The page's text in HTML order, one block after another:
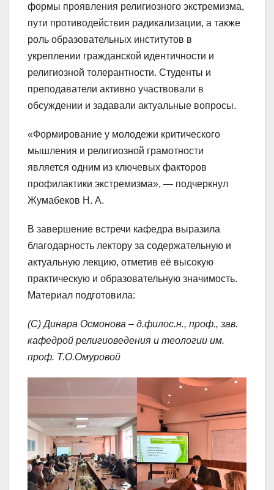
формы проявления религиозного экстремизма,
пути противодействия радикализации, а также
роль образовательных институтов в
укреплении гражданской идентичности и
религиозной толерантности. Студенты и
преподаватели активно участвовали в
обсуждении и задавали актуальные вопросы.
«Формирование у молодежи критического
мышления и религиозной грамотности
является одним из ключевых факторов
профилактики экстремизма», — подчеркнул
Жумабеков Н. А.
В завершение встречи кафедра выразила
благодарность лектору за содержательную и
актуальную лекцию, отметив её высокую
практическую и образовательную значимость.
Материал подготовила:
(С) Динара Осмонова – д.филос.н., проф., зав.
кафедрой религиоведения и теологии им.
проф. Т.О.Омуровой